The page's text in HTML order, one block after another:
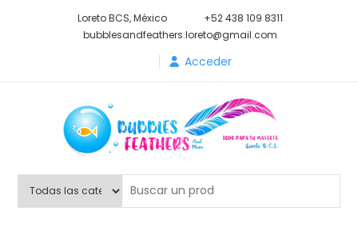
Loreto BCS, México
+52 438 109 8311
bubblesandfeathers.loreto@gmail.com
Acceder
Shop Bubbles Feathers And
More